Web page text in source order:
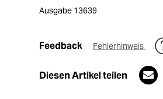
Ausgabe 13639
Feedback Fehlerhinweis
Diesen Artikel teilen